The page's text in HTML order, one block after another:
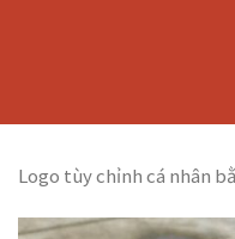
Logo tùy chỉnh cá nhân